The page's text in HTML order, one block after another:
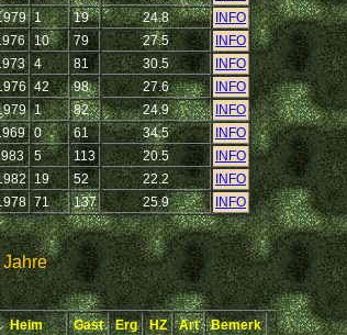
1 19 24.8
INFO
10 79 27.5
INFO
4 81 30.5
INFO
42 98 27.6
INFO
1 82 24.9
INFO
0 61 34.5
INFO
5 113 20.5
INFO
19 52 22.2
INFO
71 137 25.9 INFO
Heim Gast Erg HZ Art
Bemerk